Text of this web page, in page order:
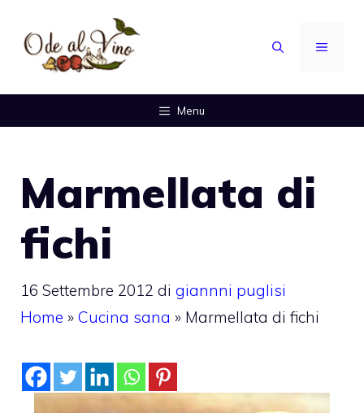
contenuto
MENU
Menu
Marmellata di
fichi
16 Settembre 2012 di giannni puglisi
Home » Cucina sana » Marmellata di fichi